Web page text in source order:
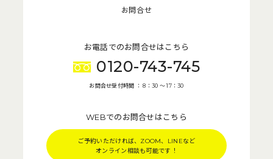
お問合せ
お電話でのお問合せはこちら
0120-743-745
お問合せ受付時間 ： 8：30 〜 17：30
WEBでのお問合せはこちら
ご予約いただければ、ZOOM、LINEなど
オンライン相談も可能です！